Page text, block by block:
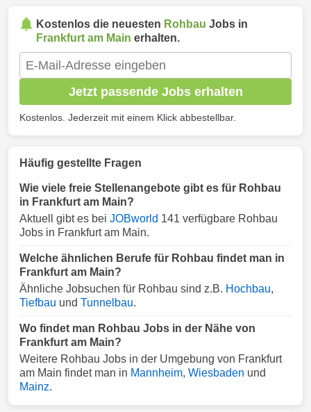
Kostenlos die neuesten Rohbau Jobs in
Frankfurt am Main erhalten.
Jetzt passende Jobs erhalten
Kostenlos. Jederzeit mit einem Klick abbestellbar.
Häufig gestellte Fragen
Wie viele freie Stellenangebote gibt es für Rohbau
in Frankfurt am Main?
Aktuell gibt es bei JOBworld 141 verfügbare Rohbau
Jobs in Frankfurt am Main.
Welche ähnlichen Berufe für Rohbau findet man in
Frankfurt am Main?
Ähnliche Jobsuchen für Rohbau sind z.B. Hochbau,
Tiefbau und Tunnelbau.
Wo findet man Rohbau Jobs in der Nähe von
Frankfurt am Main?
Weitere Rohbau Jobs in der Umgebung von Frankfurt
am Main findet man in Mannheim, Wiesbaden und
Mainz.